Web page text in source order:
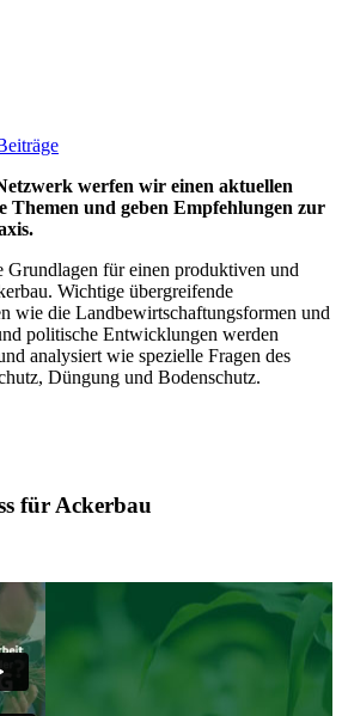
werfen wir einen aktuellen
Themen und geben Empfehlungen zur
Grundlagen für einen produktiven und
Wichtige übergreifende
wie die Landbewirtschaftungsformen und
politische Entwicklungen werden
analysiert wie spezielle Fragen des
Düngung und Bodenschutz.
für Ackerbau